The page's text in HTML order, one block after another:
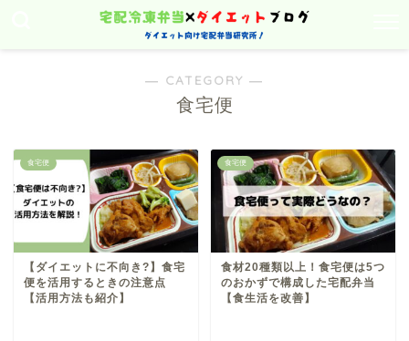
― CATEGORY ―
食宅便
食宅便
【ダイエットに不向き?】食宅
便を活用するときの注意点
【活用方法も紹介】
食宅便
食材20種類以上！食宅便は5つ
のおかずで構成した宅配弁当
【食生活を改善】